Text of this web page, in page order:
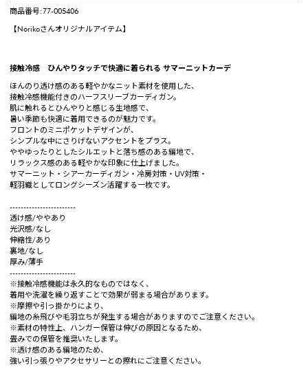
商品番号:77-005406
【Norikoさんオリジナルアイテム】
接触冷感 ひんやりタッチで快適に着られる サマーニットカーデ
ほんのり透け感のある軽やかなニット素材を使用した、
接触冷感機能付きのハーフスリーブカーディガン。
肌に触れるとひんやりと感じる生地感で、
暑い季節も快適に着用できるのが魅力です。
フロントのミニポケットデザインが、
シンプルな中にさりげないアクセントをプラス。
ややゆったりとしたシルエットと落ち感のある編地で、
リラックス感のある軽やかな印象に仕上げました。
サマーニット・シアーカーディガン・冷房対策・UV対策・
軽羽織としてロングシーズン活躍する一枚です。
------------------------
透け感/ややあり
光沢感/なし
伸縮性/あり
裏地/なし
厚み/薄手
------------------------
※接触冷感機能は永久的なものではなく、
着用や洗濯を繰り返すことで効果が弱まる場合があります。
※摩擦や引っ掛かりにより、
編地の糸飛びや毛羽立ちが発生する場合がありますのでご注意ください。
※素材の特性上、ハンガー保管は伸びの原因となるため、
畳みでの保管を推奨いたします。
※透け感のある編地のため、
強い引っ張りやアクセサリーとの擦れにご注意ください。